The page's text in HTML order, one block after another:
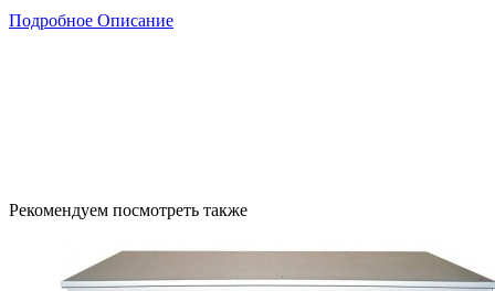
Подробное Описание
Рекомендуем посмотреть также